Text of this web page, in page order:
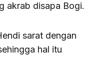
akrab disapa Bogi.
sarat dengan
hal itu